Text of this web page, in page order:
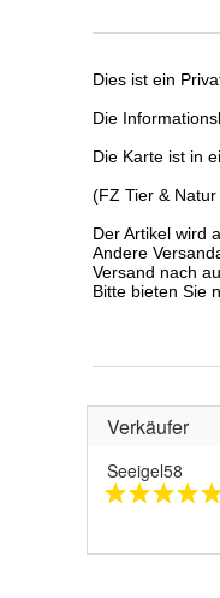
Verkäufer
Seeigel58